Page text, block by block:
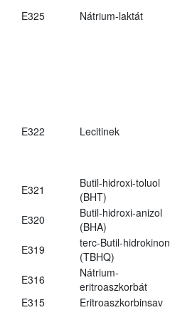
E325 Nátrium-laktát
E322 Lecitinek
E321
Butil-hidroxi-toluol
(BHT)
E320
Butil-hidroxi-anizol
(BHA)
E319
terc-Butil-hidrokinon
(TBHQ)
E316
Nátrium-
eritroaszkorbát
E315
Eritroaszkorbinsav